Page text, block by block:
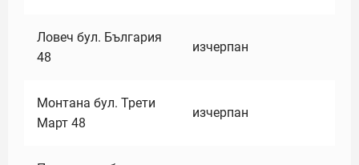
Ловеч бул. България
48
изчерпан
Монтана бул. Трети
Март 48
изчерпан